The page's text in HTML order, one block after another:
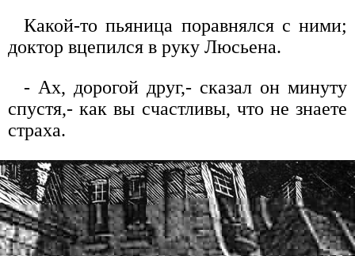
Какой-то пьяница поравнялся с ними;
доктор вцепился в руку Люсьена.
- Ах, дорогой друг,- сказал он минуту
спустя,- как вы счастливы, что не знаете
страха.